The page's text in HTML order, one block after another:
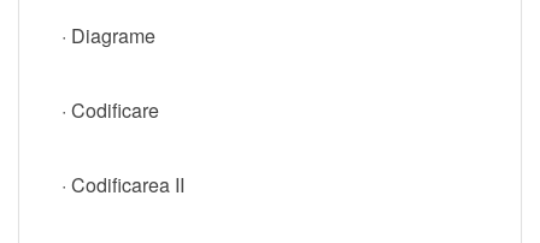
· Diagrame
· Codificare
· Codificarea II